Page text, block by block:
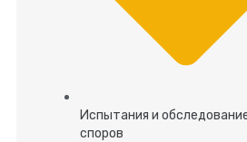
Испытания и
споров